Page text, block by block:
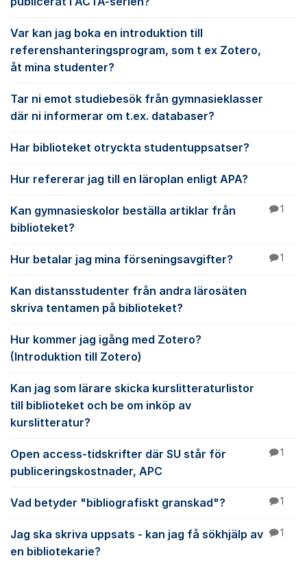
Var kan jag boka en introduktion till
referenshanteringsprogram, som t ex Zotero,
åt mina studenter?
Tar ni emot studiebesök från gymnasieklasser
där ni informerar om t.ex. databaser?
Har biblioteket otryckta studentuppsatser?
Hur refererar jag till en läroplan enligt APA?
Kan gymnasieskolor beställa artiklar från
biblioteket?
1
Hur betalar jag mina förseningsavgifter? 1
Kan distansstudenter från andra lärosäten
skriva tentamen på biblioteket?
Hur kommer jag igång med Zotero?
(Introduktion till Zotero)
Kan jag som lärare skicka kurslitteraturlistor
till biblioteket och be om inköp av
kurslitteratur?
Open access-tidskrifter där SU står för
publiceringskostnader, APC
1
Vad betyder "bibliografiskt granskad"? 1
Jag ska skriva uppsats - kan jag få sökhjälp av
en bibliotekarie?
1